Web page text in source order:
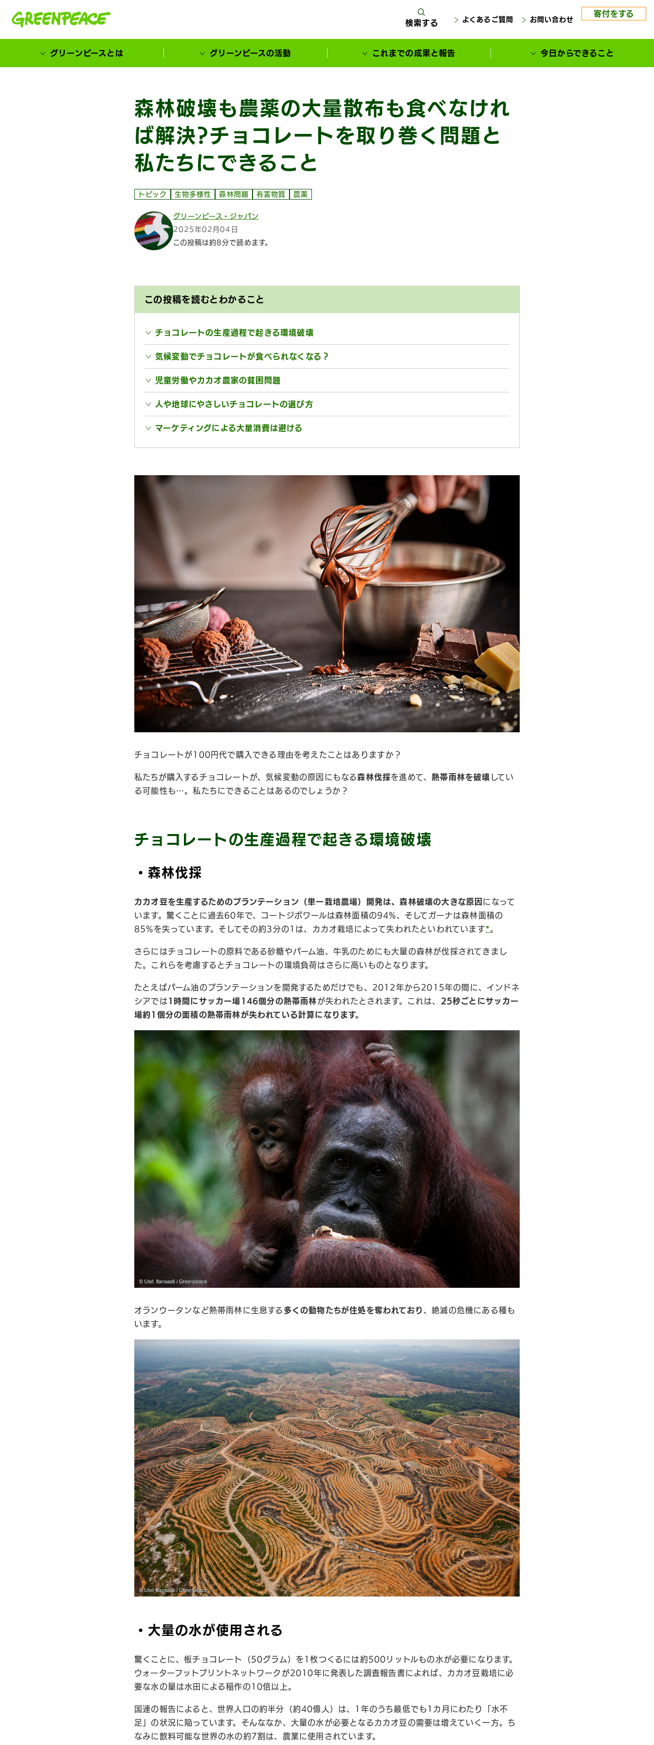
検索する よくあるご質問 お問い合わせ
寄付をする
グリーンピースとは グリーンピースの活動 これまでの成果と報告 今日からできること
森林破壊も農薬の大量散布も食べなけれ
ば解決?チョコレートを取り巻く問題と
私たちにできること
トピック 生物多様性 森林問題 有害物質 農薬
グリーンピース・ジャパン
2025年02月04日
この投稿は約8分で読めます。
この投稿を読むとわかること
チョコレートの生産過程で起きる環境破壊
気候変動でチョコレートが食べられなくなる？
児童労働やカカオ農家の貧困問題
人や地球にやさしいチョコレートの選び方
マーケティングによる大量消費は避ける
チョコレートが100円代で購入できる理由を考えたことはありますか？
私たちが購入するチョコレートが、気候変動の原因にもなる森林伐採を進めて、熱帯雨林を破壊 してい
る可能性も…。私たちにできることはあるのでしょうか？
チョコレートの生産過程で起きる環境破壊
・森林伐採
カカオ豆を生産するためのプランテーション（単一栽培農場）開発は、森林破壊の大きな原因 になって
います。驚くことに過去60年で、コートジボワールは森林面積の94%、そしてガーナは森林面積の
85%を失っています。そしてその約3分の1は、カカオ栽培によって失われたといわれています*。
さらにはチョコレートの原料である砂糖やパーム油、牛乳のためにも大量の森林が伐採されてきまし
た。これらを考慮するとチョコレートの環境負荷はさらに高いものとなります。
たとえばパーム油のプランテーションを開発するためだけでも、2012年から2015年の間に、インドネ
シアでは 1時間にサッカー場146個分の熱帯雨林が失われたとされます。これは、 25秒ごとにサッカー
場約1個分の面積の熱帯雨林が失われている計算になります。
オランウータンなど熱帯雨林に生息する多くの動物たちが住処を奪われており 、絶滅の危機にある種も
います。
・大量の水が使用される
驚くことに、板チョコレート（50グラム）を1枚つくるには約500リットルもの水が必要になります。
ウォーターフットプリントネットワークが2010年に発表した調査報告書によれば、カカオ豆栽培に必
要な水の量は水田による稲作の10倍以上。
国連の報告によると、世界人口の約半分（約40億人）は、1年のうち最低でも1カ月にわたり「水不
足」の状況に陥っています。そんななか、大量の水が必要となるカカオ豆の需要は増えていく一方。ち
なみに飲料可能な世界の水の約7割は、農業に使用されています。